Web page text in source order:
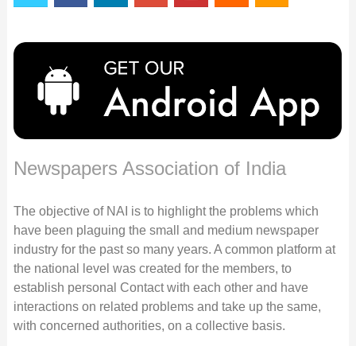
Newspapers Association of India
The objective of NAI is to highlight the problems which
have been plaguing the small and medium newspaper
industry for the past so many years. A common platform at
the national level was created for the members, to
establish personal Contact with each other and have
interactions on related problems and take up the same,
with concerned authorities, on a collective basis.